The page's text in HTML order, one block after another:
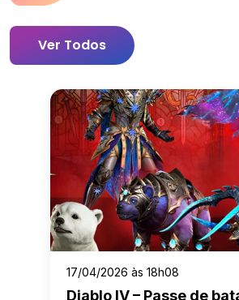
Ver Todos
17/04/2026 às 18h08
Diablo IV – Passe de